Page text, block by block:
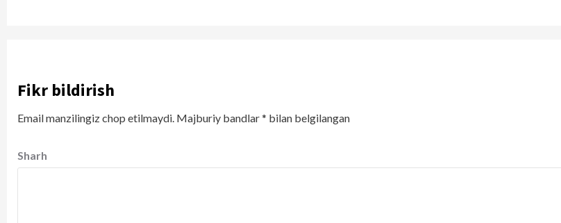
Fikr bildirish
Email manzilingiz chop etilmaydi. Majburiy bandlar* bilan belgilangan
Sharh